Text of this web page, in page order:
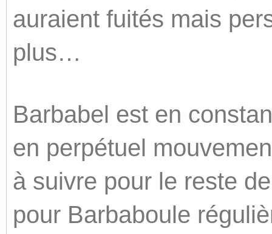
auraient fuités mais
plus…
Barbabel est en
en perpétuel
à suivre pour le reste
pour Barbaboule